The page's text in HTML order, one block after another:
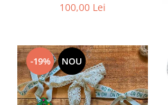
100,00 Lei
-19% NOU